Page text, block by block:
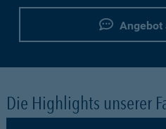
Angebot
Die Highlights unserer